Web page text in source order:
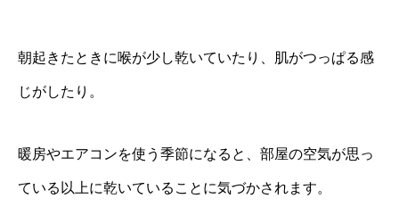
朝起きたときに喉が少し乾いていたり、肌がつっぱる感
じがしたり。
暖房やエアコンを使う季節になると、部屋の空気が思っ
ている以上に乾いていることに気づかされます。